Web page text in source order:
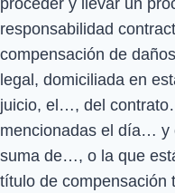
responsabilidad
compensación de
legal, domiciliada en
juicio, el…, del
mencionadas el día… y
suma de…, o la que
título de compensación